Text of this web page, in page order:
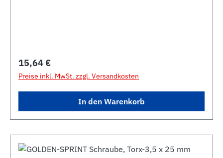
Regulärer Preis:
15,64 €
Preise inkl. MwSt. zzgl. Versandkosten
In den Warenkorb